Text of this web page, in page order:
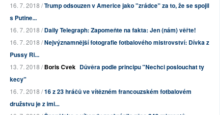
16. 7. 2018 /Trump odsouzen v Americe jako "zrádce" za to, že se spojil
s Putine...
16. 7. 2018 /Daily Telegraph: Zapomeňte na fakta: Jen (nám) věřte!
16. 7. 2018 /Nejvýznamnější fotografie fotbalového mistrovství: Dívka z
Pussy Ri...
13. 7. 2018 /Boris Cvek Důvěra podle principu "Nechci poslouchat ty
kecy"
16. 7. 2018 /16 z 23 hráčů ve vítězném francouzském fotbalovém
družstvu je z imi...